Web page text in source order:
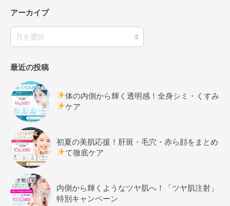
アーカイブ
最近の投稿
体の内側から輝く透明感！全身シミ・くすみ
ケア
初夏の美肌応援！肝斑・毛穴・赤ら顔をまとめ
て徹底ケア
内側から輝くようなツヤ肌へ！「ツヤ肌注射」
特別キャンペーン